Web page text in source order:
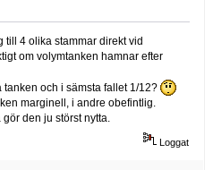
till 4 olika stammar direkt vid
om volymtanken hamnar efter
och i sämsta fallet 1/12?
marginell, i andre obefintlig.
den ju störst nytta.
Loggat